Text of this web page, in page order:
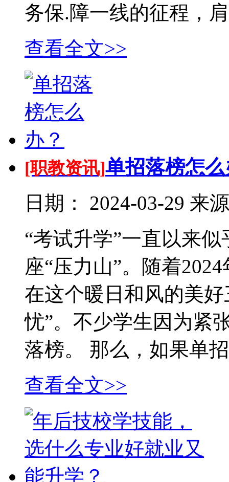
务保.障一线的征程，
查看全文>>
[职教资讯]单招落榜怎
日期： 2024-03-29 来
“考试升学”一直以来
座“压力山”。随着
在这个暖日和风的美
忧”。不少学生因为紧
落榜。 那么，如果单
查看全文>>